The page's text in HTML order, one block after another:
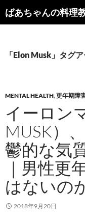
ン
プ
索
「Elon Musk」タグ
MENTAL HEALTH,更年期障
イーロン
MUSK）
鬱的な気
｜男性更
はないの
2018年9月20日